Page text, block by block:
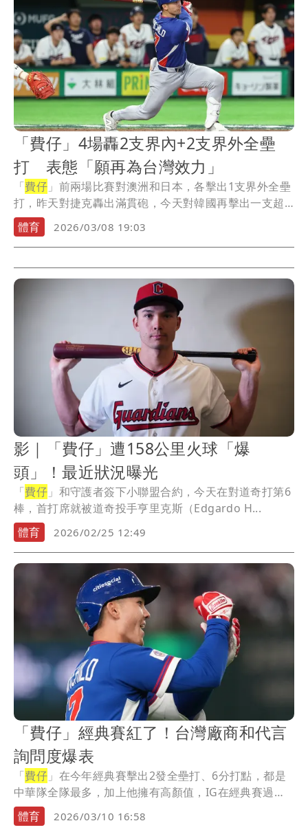
「費仔」4場轟2支界內+2支界外全壘
打 表態「願再為台灣效力」
「費仔 」前兩場比賽對澳洲和日本，各擊出1支界外全壘
打，昨天對捷克轟出滿貫砲，今天對韓國再擊出一支超
前...
體育 2026/03/08 19:03
影｜「費仔」遭158公里火球「爆
頭」！最近狀況曝光
「費仔 」和守護者簽下小聯盟合約，今天在對道奇打第6
棒，首打席就被道奇投手亨里克斯（Edgardo H...
體育
2026/02/25 12:49
「費仔」經典賽紅了！台灣廠商和代言
詢問度爆表
「費仔 」在今年經典賽擊出2發全壘打、6分打點，都是
中華隊全隊最多，加上他擁有高顏值，IG在經典賽過
後...
體育 2026/03/10 16:58